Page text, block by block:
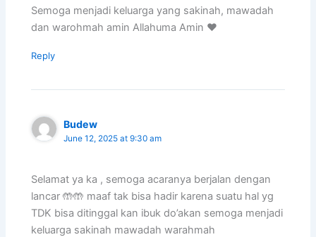
Semoga menjadi keluarga yang sakinah, mawadah
dan warohmah amin Allahuma Amin ❤️
Reply
Budew
June 12, 2025 at 9:30 am
Selamat ya ka , semoga acaranya berjalan dengan
lancar 🤲🤲 maaf tak bisa hadir karena suatu hal yg
TDK bisa ditinggal kan ibuk do’akan semoga menjadi
keluarga sakinah mawadah warahmah